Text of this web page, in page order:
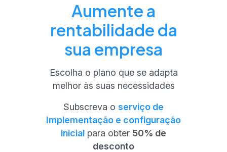
Aumente a
rentabilidade da
sua empresa
Escolha o plano que se adapta
melhor às suas necessidades
Subscreva o serviço de
Implementação e configuração
inicial para obter 50% de
desconto